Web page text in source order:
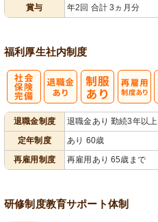
賞与
年2回 合計 3ヵ月分
福利厚生社内制度
退職金制度
退職金あり 勤続3年以上
定年制度
あり 60歳
再雇用制度
再雇用あり 65歳まで
研修制度教育サポート体制